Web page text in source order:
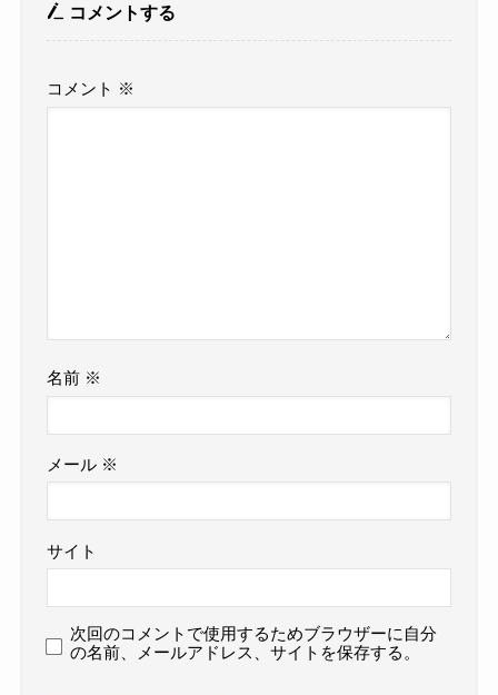
コメントする
コメント ※
名前 ※
メール ※
サイト
次回のコメントで使用するためブラウザーに自分
の名前、メールアドレス、サイトを保存する。